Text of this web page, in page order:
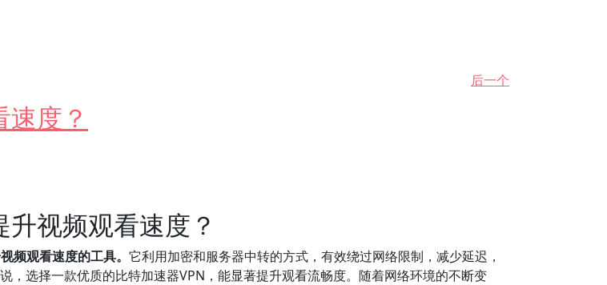
后一个
度？
视频观看速度？
频观看速度的工具。 它利用加密和服务器中转的方式，有效绕过网络限制，减少延迟，
，选择一款优质的比特加速器VPN，能显著提升观看流畅度。随着网络环境的不断变